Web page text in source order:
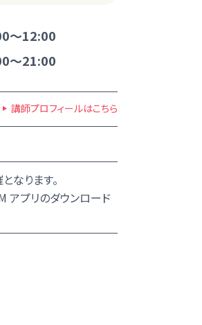
～12:00
～21:00
講師プロフィールはこちら
なります。
アプリのダウンロード